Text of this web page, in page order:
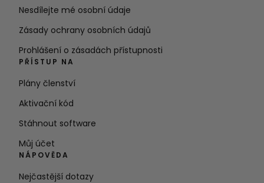
Nesdílejte mé osobní údaje
Zásady ochrany osobních údajů
Prohlášení o zásadách přístupnosti
PŘÍSTUP NA
Plány členství
Aktivační kód
Stáhnout software
Můj účet
NÁPOVĚDA
Nejčastější dotazy